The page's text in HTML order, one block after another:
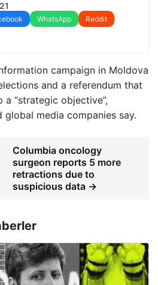
WhatsApp
Reddit
campaign in Moldova
and a referendum that
a “strategic objective”,
media companies say.
Columbia oncology
surgeon reports 5 more
retractions due to
suspicious data →